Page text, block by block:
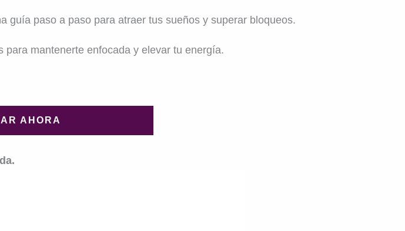
guía paso a paso para atraer tus sueños y superar bloqueos.
para mantenerte enfocada y elevar tu energía.
AHORA